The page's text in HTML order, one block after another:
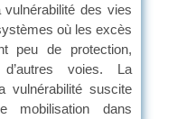
des vies
où les excès
peu de protection,
voies. La
vulnérabilité suscite
mobilisation dans